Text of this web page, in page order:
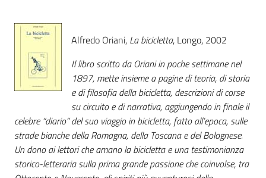
Alfredo Oriani, La bicicletta, Longo, 2002
Il libro scritto da Oriani in poche settimane nel
1897, mette insieme a pagine di teoria, di storia
e di filosofia della bicicletta, descrizioni di corse
su circuito e di narrativa, aggiungendo in finale il
celebre “diario” del suo viaggio in bicicletta, fatto all’epoca, sulle
strade bianche della Romagna, della Toscana e del Bolognese.
Un dono ai lettori che amano la bicicletta e una testimonianza
storico-letteraria sulla prima grande passione che coinvolse, tra